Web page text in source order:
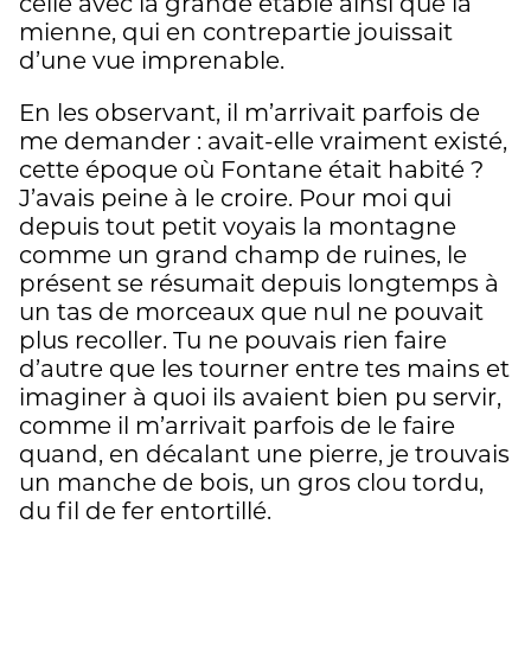
mienne, qui en contrepartie jouissait
d’une vue imprenable.
En les observant, il m’arrivait parfois de
me demander : avait-elle vraiment existé,
cette époque où Fontane était habité ?
J’avais peine à le croire. Pour moi qui
depuis tout petit voyais la montagne
comme un grand champ de ruines, le
présent se résumait depuis longtemps à
un tas de morceaux que nul ne pouvait
plus recoller. Tu ne pouvais rien faire
d’autre que les tourner entre tes mains et
imaginer à quoi ils avaient bien pu servir,
comme il m’arrivait parfois de le faire
quand, en décalant une pierre, je trouvais
un manche de bois, un gros clou tordu,
du fil de fer entortillé.